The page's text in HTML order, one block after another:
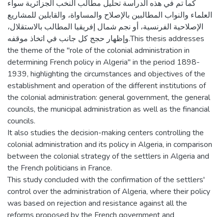
كما تم في هذه الدراسة تحليل مطالب النخب الجزائرية سواء
العلماء والنواب المطالبين بالإصلاح والمساواة، والقابلين للمشاريع
الإصلاحية الفرنسية، أو نجم شمال إفريقيا المطالب بالاستقلال،
وإظهار حجج كل جانب في اتخاذ موقفه.This thesis addresses
the theme of the "role of the colonial administration in
determining French policy in Algeria" in the period 1898-
1939, highlighting the circumstances and objectives of the
establishment and operation of the different institutions of
the colonial administration: general government, the general
councils, the municipal administration as well as the financial
councils.
It also studies the decision-making centers controlling the
colonial administration and its policy in Algeria, in comparison
between the colonial strategy of the settlers in Algeria and
the French politicians in France.
This study concluded with the confirmation of the settlers'
control over the administration of Algeria, where their policy
was based on rejection and resistance against all the